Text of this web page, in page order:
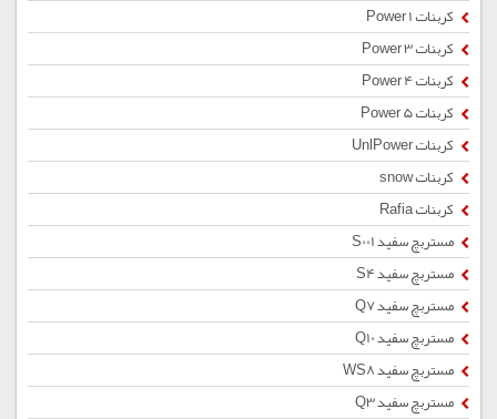
کربنات Power 1
کربنات Power 3
کربنات Power 4
کربنات Power 5
کربنات UnlPower
کربنات snow
کربنات Rafia
مستربچ سفید S001
مستربچ سفید S4
مستربچ سفید Q7
مستربچ سفید Q10
مستربچ سفید WS8
مستربچ سفید Q3